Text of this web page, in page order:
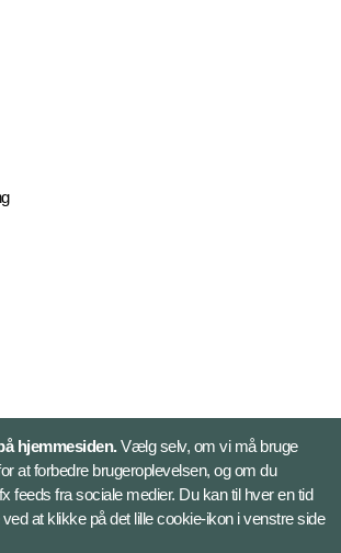
hjemmesiden.Vælg selv, om vi må bruge
at forbedre brugeroplevelsen, og om du
feeds fra sociale medier. Du kan til hver en tid
at klikke på det lille cookie-ikon i venstre side